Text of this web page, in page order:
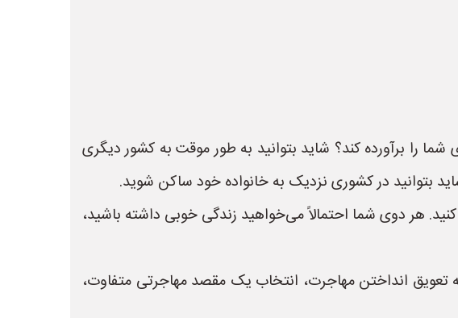
را برآورده کند؟ شاید بتوانید به طور موقت به کشور دیگری
بتوانید در کشوری نزدیک به خانواده خود ساکن شوید.
هر دوی شما احتمالاً می‌خواهید زندگی خوبی داشته باشید،
انداختن مهاجرت، انتخاب یک مقصد مهاجرتی متفاوت،